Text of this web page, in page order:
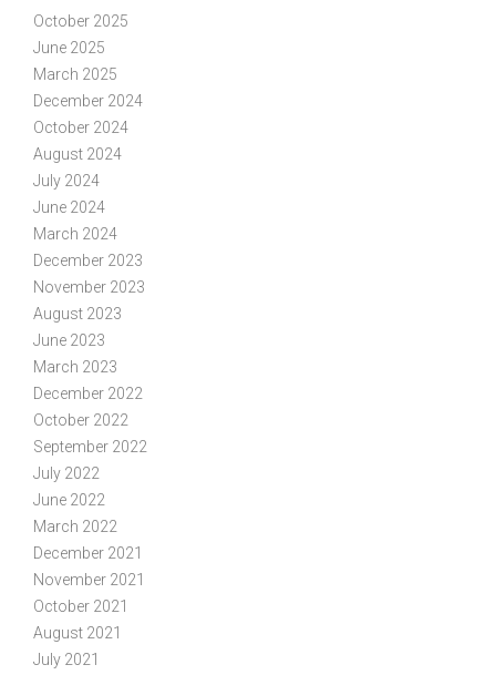
October 2025
June 2025
March 2025
December 2024
October 2024
August 2024
July 2024
June 2024
March 2024
December 2023
November 2023
August 2023
June 2023
March 2023
December 2022
October 2022
September 2022
July 2022
June 2022
March 2022
December 2021
November 2021
October 2021
August 2021
July 2021